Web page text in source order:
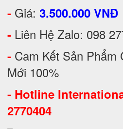
- Giá: 3.500.000 VNĐ
- Liên Hệ Zalo: 098
- Cam Kết Sản Phẩm
Mới 100%
- Hotline
2770404